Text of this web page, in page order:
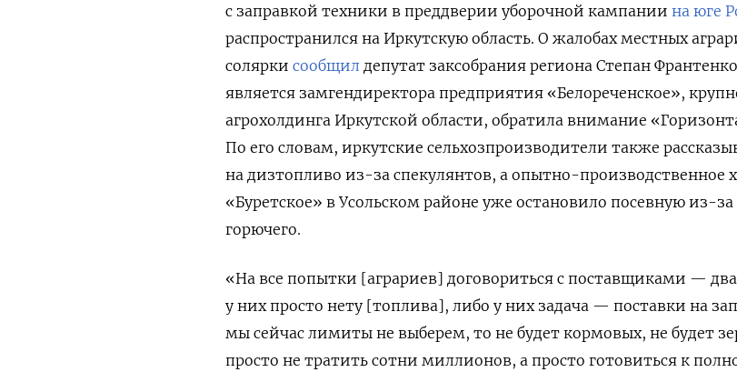
с заправкой техники в преддверии уборочной кампании на юге
распространился на Иркутскую область. О жалобах местных
солярки сообщил депутат заксобрания региона Степан
является замгендиректора предприятия «Белореченское»,
агрохолдинга Иркутской области, обратила внимание
По его словам, иркутские сельхозпроизводители также
на дизтопливо из-за спекулянтов, а опытно-производственное
«Буретское» в Усольском районе уже остановило посевную из-
горючего.
«На все попытки [аграриев] договориться с поставщиками —
у них просто нету [топлива], либо у них задача — поставки на
мы сейчас лимиты не выберем, то не будет кормовых, не будет
просто не тратить сотни миллионов, а просто готовиться к